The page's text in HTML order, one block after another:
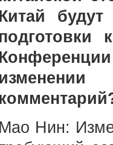
Мао Нин: